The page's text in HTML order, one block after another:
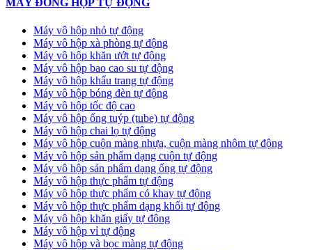
MÁY ĐÓNG HỘP TỰ ĐỘNG
Máy vô hộp nhỏ tự động
Máy vô hộp xà phòng tự động
Máy vô hộp khăn ướt tự động
Máy vô hộp bao cao su tự động
Máy vô hộp khẩu trang tự động
Máy vô hộp bóng đèn tự động
Máy vô hộp tốc độ cao
Máy vô hộp ống tuýp (tube) tự động
Máy vô hộp chai lọ tự động
Máy vô hộp cuộn màng nhựa, cuộn màng nhôm tự động
Máy vô hộp sản phẩm dạng cuộn tự động
Máy vô hộp sản phẩm dạng ống tự động
Máy vô hộp thực phẩm tự động
Máy vô hộp thực phẩm có khay tự động
Máy vô hộp thực phẩm dạng khối tự động
Máy vô hộp khăn giấy tự động
Máy vô hộp vỉ tự động
Máy vô hộp và bọc màng tự động